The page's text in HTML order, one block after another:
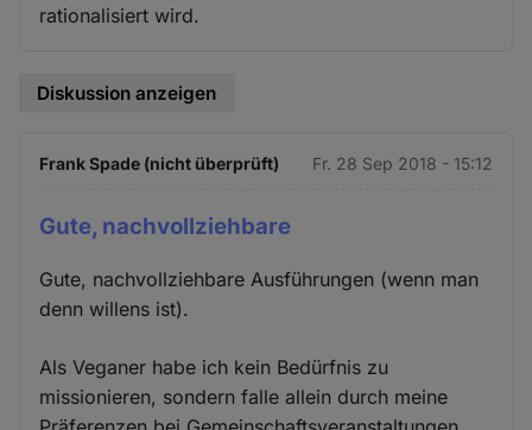
rationalisiert wird.
Diskussion anzeigen
Frank Spade (nicht überprüft) Fr. 28 Sep 2018 - 15:12
Gute, nachvollziehbare
Gute, nachvollziehbare Ausführungen (wenn man
denn willens ist).
Als Veganer habe ich kein Bedürfnis zu
missionieren, sondern falle allein durch meine